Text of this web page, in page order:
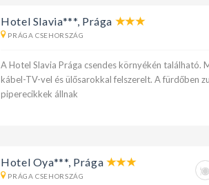
Hotel Slavia***, Prága
PRÁGA CSEHORSZÁG
A Hotel Slavia Prága csendes környékén található.
kábel-TV-vel és ülősarokkal felszerelt. A fürdőben
piperecikkek állnak
Hotel Oya***, Prága
PRÁGA CSEHORSZÁG